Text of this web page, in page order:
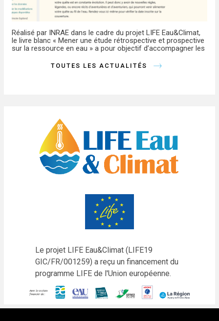
Réalisé par INRAE dans le cadre du projet LIFE Eau&Climat,
le livre blanc « Mener une étude rétrospective et prospective
sur la ressource en eau » a pour objectif d’accompagner les
TOUTES LES ACTUALITÉS
Le projet LIFE Eau&Climat (LIFE19
GIC/FR/001259) a reçu un financement du
programme LIFE de l'Union européenne.